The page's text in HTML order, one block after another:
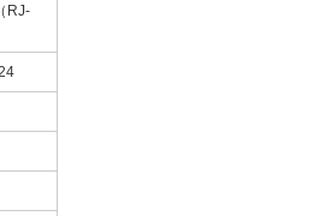
RJ-